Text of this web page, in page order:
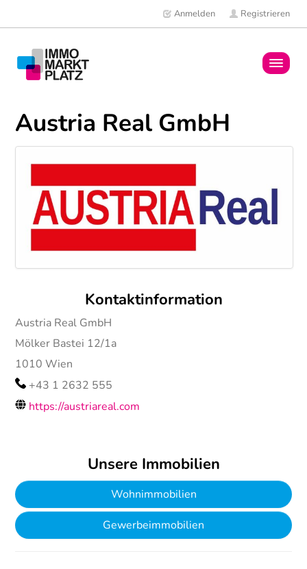
Anmelden Registrieren
News
Austria Real GmbH
Kontaktinformation
Austria Real GmbH
Mölker Bastei 12/1a
1010Wien
+43 1 2632 555
https://austriareal.com
Unsere Immobilien
Wohnimmobilien
Gewerbeimmobilien